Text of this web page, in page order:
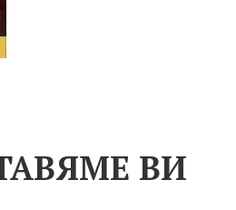
ВИ